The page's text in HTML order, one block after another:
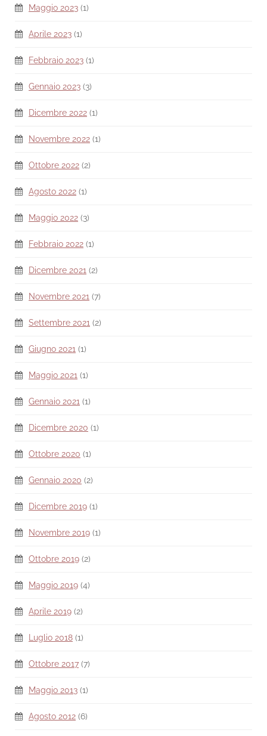
Maggio 2023 (1)
Aprile 2023 (1)
Febbraio 2023 (1)
Gennaio 2023 (3)
Dicembre 2022 (1)
Novembre 2022 (1)
Ottobre 2022 (2)
Agosto 2022 (1)
Maggio 2022 (3)
Febbraio 2022 (1)
Dicembre 2021 (2)
Novembre 2021 (7)
Settembre 2021 (2)
Giugno 2021 (1)
Maggio 2021 (1)
Gennaio 2021 (1)
Dicembre 2020 (1)
Ottobre 2020 (1)
Gennaio 2020 (2)
Dicembre 2019 (1)
Novembre 2019 (1)
Ottobre 2019 (2)
Maggio 2019 (4)
Aprile 2019 (2)
Luglio 2018 (1)
Ottobre 2017 (7)
Maggio 2013 (1)
Agosto 2012 (6)